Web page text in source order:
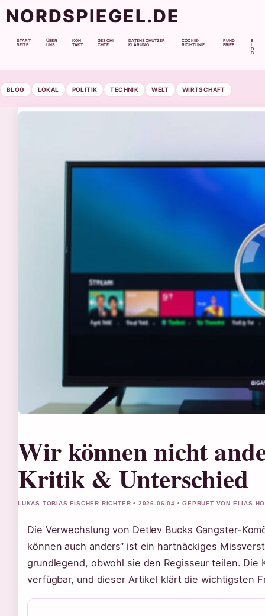
NORDSPIEGEL.DE
START
SEITE
ÜBER
UNS
KON
TAKT
GESCHI
CHTE
DATENSCHUTZER
KLÄRUNG
COOKIE-
RICHTLINIE
RUND
BRIEF
B
L
O
G
BLOG LOKAL POLITIK TECHNIK WELT WIRTSCHAFT
Wir können nicht
Kritik & Unterschied
LUKAS TOBIAS FISCHER RICHTER • 2026-06-04 • GEPRUFT VON ELIAS
Die Verwechslung von Detlev Bucks Gangster-
können auch anders“ ist ein hartnäckiges
grundlegend, obwohl sie den Regisseur teilen.
verfügbar, und dieser Artikel klärt die wichtigsten